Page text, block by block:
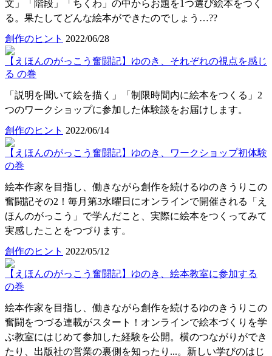
文」「階段」「ちくわ」の中からお題を1つ選び絵本をつく
る。果たしてどんな絵本ができたのでしょう…??
創作のヒント 2022/06/28
【えほんのがっこう奮闘記】ゆのき、それぞれの視点を感じ
る の巻
「説明を聞いて絵を描く」「制限時間内に絵本をつくる」2
つのワークショップに参加した体験談をお届けします。
創作のヒント 2022/06/14
【えほんのがっこう奮闘記】ゆのき、ワークショップ初体験
の巻
絵本作家を目指し、働きながら創作を続けるゆのきうりこの
奮闘記その2！毎月第3水曜日にオンラインで開催される「え
ほんのがっこう」で学んだこと、実際に絵本をつくってみて
実感したことをつづります。
創作のヒント 2022/05/12
【えほんのがっこう奮闘記】ゆのき、絵本教室に参加する
の巻
絵本作家を目指し、働きながら創作を続けるゆのきうりこの
奮闘をつづる連載がスタート！オンラインで絵本づくりを学
ぶ教室にはじめて参加した経験を公開。横のつながりができ
たり、出版社の営業の裏側を知ったり...。新しい学びのはじ